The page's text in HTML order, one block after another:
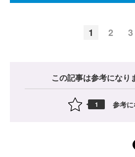
1 2 3
この記事は参考になり
1 参考